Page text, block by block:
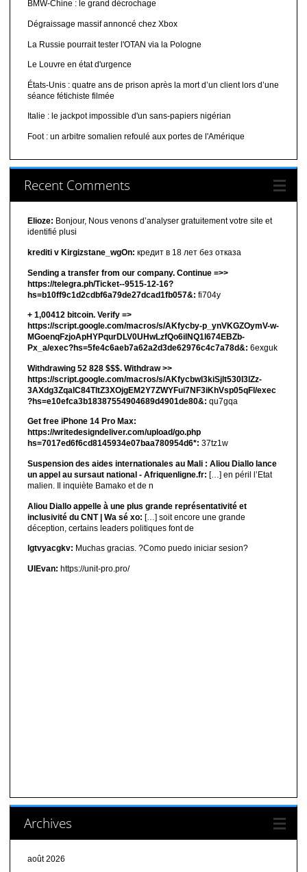
BMW-Chine : le grand décrochage
Dégraissage massif annoncé chez Xbox
La Russie pourrait tester l'OTAN via la Pologne
Le Louvre en état d'urgence
États-Unis : quatre ans de prison après la mort d’un client lors d’une
séance fétichiste filmée
Italie : le jackpot impossible d'un sans-papiers nigérian
Foot : un arbitre somalien refoulé aux portes de l'Amérique
Recent Comments
Elioze: Bonjour, Nous venons d’analyser gratuitement votre site et
identifié plusi
krediti v Kirgizstane_wgOn: кредит в 18 лет без отказа
Sending a transfer from our company. Continue =>>
https://telegra.ph/Ticket--9515-12-16?
hs=b10ff9c1d2cdbf6a79de27dcad1fb057&: fi704y
+ 1,00412 bitсоin. Verify =>
https://script.google.com/macros/s/AKfycby-p_ynVKGZOymV-w-
MGoenqFzjoApHYPqurDLV0UHwLzfQo6ilNQ1l674EBZb-
Px_a/exec?hs=5fe4c6aeb7a62a2d3de62976c4c7a78d&: 6exguk
Withdrawing 52 828 $$$. Withdrаw >>
https://script.google.com/macros/s/AKfycbwl3kiSjlt530I3lZz-
3AXdg3ZqalC84TltZ3XOjgEM2Y7ZWYFui7NF3iKhVsp05qFl/exec
?hs=e10efca3b18387554904689d4901de80&: qu7gqa
Get free iPhone 14 Pro Max:
https://writedesigndeliver.com/upload/go.php
hs=7017ed6f6cd8145934e07baa780954d6*: 37tz1w
Suspension des aides internationales au Mali : Aliou Diallo lance
un appel au sursaut national - Afriquenligne.fr: […] en péril l’Etat
malien. Il inquiète Bamako et de n
Aliou Diallo appelle à une plus grande représentativité et
inclusivité du CNT | Wa sé xo: […] soit encore une grande
déception, certains leaders politiques font de
lgtvyacgkv: Muchas gracias. ?Como puedo iniciar sesion?
UIEvan: https://unit-pro.pro/
Archives
août 2026